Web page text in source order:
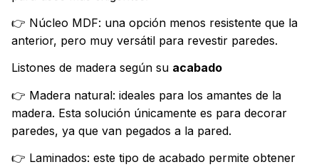
👉 Núcleo MDF: una opción menos resistente que la
anterior, pero muy versátil para revestir paredes.
Listones de madera según su acabado
👉 Madera natural: ideales para los amantes de la
madera. Esta solución únicamente es para decorar
paredes, ya que van pegados a la pared.
👉 Laminados: este tipo de acabado permite obtener